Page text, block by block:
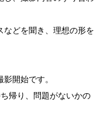
などを聞き、理想の形を
開始です。
帰り、問題がないかの